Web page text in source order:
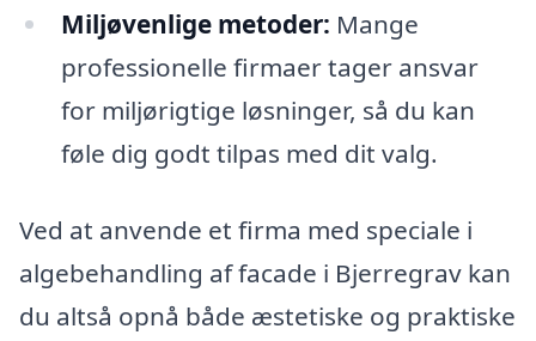
Miljøvenlige metoder: Mange
professionelle firmaer tager ansvar
for miljørigtige løsninger, så du kan
føle dig godt tilpas med dit valg.
Ved at anvende et firma med speciale i
algebehandling af facade i Bjerregrav kan
du altså opnå både æstetiske og praktiske